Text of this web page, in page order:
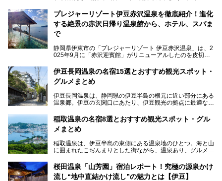
極上温泉です。お湯はもちろん、実はグルメも揃っているん
です。多くのファンを持つ、その圧倒的なこだわりと魅力を
解説します。
プレジャーリゾート伊豆赤沢温泉を徹底紹介！進化
する絶景の赤沢日帰り温泉館から、ホテル、スパま
で
静岡県伊東市の「プレジャーリゾート 伊豆赤沢温泉」は、2
025年9月に「赤沢迎賓館」がリニューアルしたのを皮切り
館」、「RED 28 HOTEL」がリニューアル。さらにこのあ
とグランピング施設のGRAX EARTH FIELD（グラックスア
ースフィールド）、大型屋内アミューズメント施設のPLEA
予定。
ャー施設など、現在リニューアルオープンしている施設を中
心に、家族連れでも大人だけでも、おひとりさまでも多彩な
楽しみ方ができる「プレジャーリゾート 伊豆赤沢温泉」を
───
この記事はプレジャーリゾート 伊豆赤沢温泉のPR記事で
す。
伊豆長岡温泉の名宿15選とおすすめ観光スポット・
グルメまとめ
伊豆長岡温泉は、静岡県の伊豆半島の根元に近い部分にある
温泉郷。伊豆の玄関口にあたり、伊豆観光の拠点に最適な立
ちろん日帰りでも楽しめるのが魅力です。
この記事では、伊豆長岡温泉の歴史や魅力、おすすめの宿を
る温泉施設も紹介します！
稲取温泉の名宿8選とおすすめ観光スポット・グル
メまとめ
稲取温泉は、伊豆半島の東側にある温泉地のひとつ。海と山
に囲まれたこぢんまりとした街ながら、温泉あり、グルメあ
京からは約2時間30分、直通電車もありアクセスしやすいの
もうれしいところ。
桜田温泉「山芳園」宿泊レポート！究極の源泉かけ
流し“地中直結かけ流し”の魅力とは【伊豆】